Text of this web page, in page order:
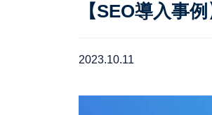
【SEO導入事
2023.10.11